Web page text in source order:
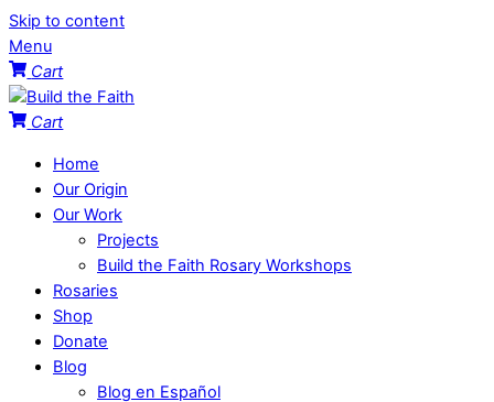
Skip to content
Menu
Cart
Cart
Home
Our Origin
Our Work
Projects
Build the Faith Rosary Workshops
Rosaries
Shop
Donate
Blog
Blog en Español